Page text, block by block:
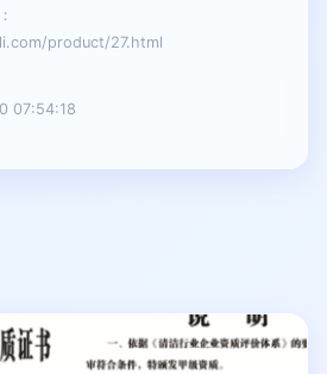
product/27.html
07:54:18